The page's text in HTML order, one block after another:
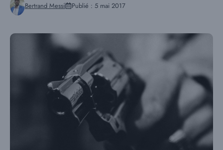
Bertrand Messi Publié : 5 mai 2017